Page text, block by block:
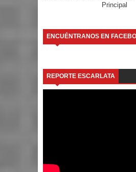
Principal
ENCUÉNTRANOS EN
REPORTE ESCARLATA